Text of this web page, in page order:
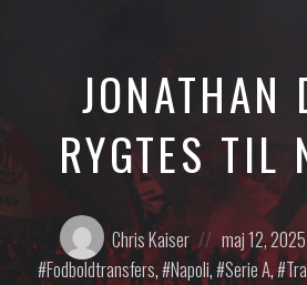
JONATHAN
RYGTES TIL
Posted
by:
Chris Kaiser
on
maj 12, 2025
Fodboldtransfers, Napoli, Serie A,